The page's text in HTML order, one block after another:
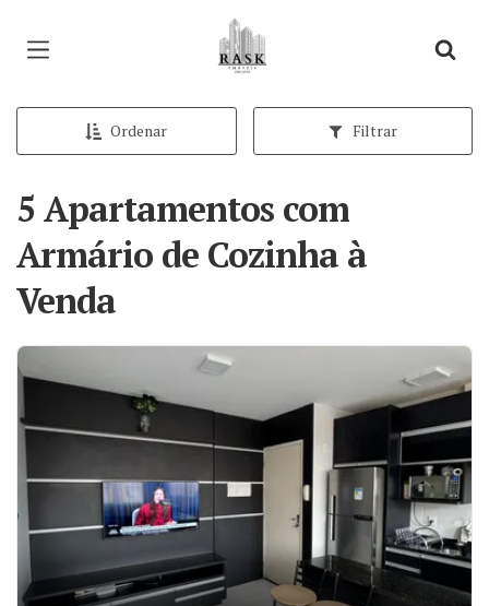
Página inicial
Ordenar Filtrar
5 Apartamentos com
Armário de Cozinha à
Venda